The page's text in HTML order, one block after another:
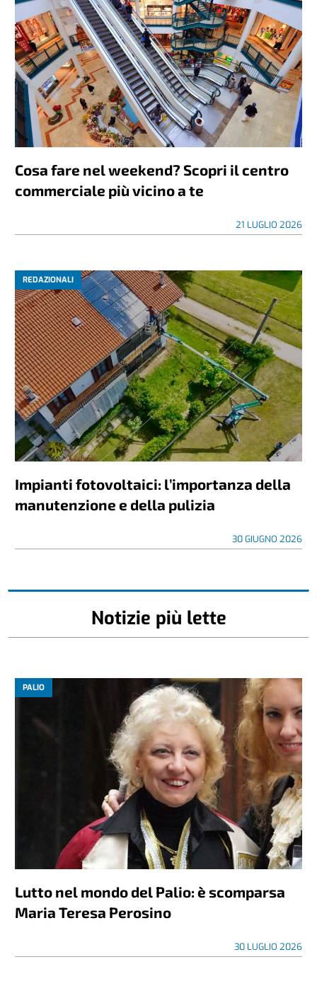
Cosa fare nel weekend? Scopri il centro
commerciale più vicino a te
21 LUGLIO 2026
REDAZIONALI
Impianti fotovoltaici: l’importanza della
manutenzione e della pulizia
30 GIUGNO 2026
Notizie più lette
PALIO
Lutto nel mondo del Palio: è scomparsa
Maria Teresa Perosino
30 LUGLIO 2026